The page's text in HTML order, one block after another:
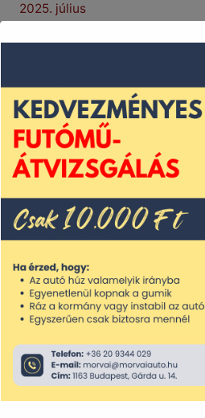
2025. július
2025. április
2025. március
2025. február
2025. január
2024. december
2024. november
2024. október
2024. szeptember
2024. augusztus
2024. július
2024. június
2024. május